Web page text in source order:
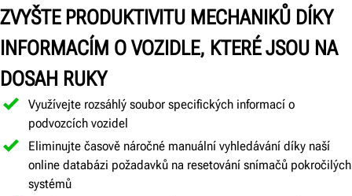
digitálně dostupných
videí.
ZVYŠTE PRODUKTIVITU MECHANIKŮ DÍKY
INFORMACÍM O VOZIDLE, KTERÉ JSOU NA
DOSAH RUKY
Využívejte rozsáhlý soubor specifických informací o
podvozcích vozidel
Eliminujte časově náročné manuální vyhledávání díky naší
online databázi požadavků na resetování snímačů pokročilých
systémů